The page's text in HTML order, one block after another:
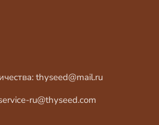
thyseed@mail.ru
ru@thyseed.com